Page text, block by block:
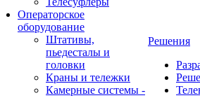
Операторское
оборудование
Штативы,
пьедесталы и
головки
Краны и тележки
Камерные системы -
Решения